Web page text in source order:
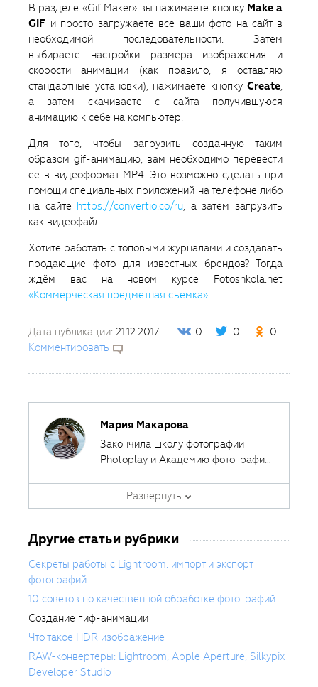
В разделе «Gif Maker» вы нажимаете кнопку Make a
GIF и просто загружаете все ваши фото на сайт в
необходимой последовательности. Затем
выбираете настройки размера изображения и
скорости анимации (как правило, я оставляю
стандартные установки), нажимаете кнопку Create,
а затем скачиваете с сайта получившуюся
анимацию к себе на компьютер.
Для того, чтобы загрузить созданную таким
образом gif-анимацию, вам необходимо перевести
её в видеоформат MP4. Это возможно сделать при
помощи специальных приложений на телефоне либо
на сайте https://convertio.co/ru, а затем загрузить
как видеофайл.
Хотите работать с топовыми журналами и создавать
продающие фото для известных брендов? Тогда
ждём вас на новом курсе Fotoshkola.net
«Коммерческая предметная съёмка».
Дата публикации: 21.12.2017 0 0
0
Комментировать
Мария Макарова
Закончила школу фотографии
Photoplay и Академию фотографии,
Photography в Nuova Accademia di
Belle Arti Milano, имеет высшее
дизайна и среднее специальное
Специализируется на предметной
различных брендов, продакшн
агентств и журналов.
Автор курсовFotoshkola.net
Развернуть
Другие статьи рубрики
Секреты работы с Lightroom: импорт и экспорт
фотографий
10 советов по качественной обработке фотографий
Создание гиф-анимации
Что такое HDR изображение
RAW-конвертеры: Lightroom, Apple Aperture, Silkypix
Developer Studio